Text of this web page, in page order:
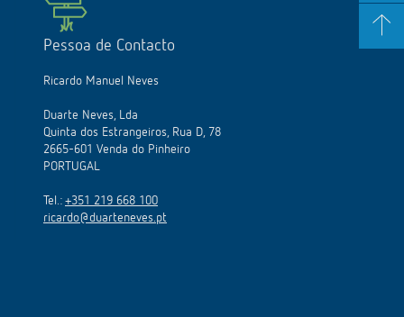
Pessoa de Contacto
Ricardo Manuel Neves
Duarte Neves, Lda
Quinta dos Estrangeiros, Rua D, 78
2665-601 Venda do Pinheiro
PORTUGAL
Tel.: +351 219 668 100
ricardo@duarteneves.pt